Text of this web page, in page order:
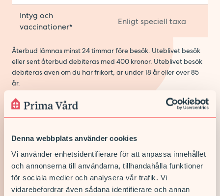
Denna webbplats använder cookies
Vi använder enhetsidentifierare för att anpassa innehållet
och annonserna till användarna, tillhandahålla funktioner
för sociala medier och analysera vår trafik. Vi
vidarebefordrar även sådana identifierare och annan
Intyg och
vaccinationer*
Enligt speciell taxa
Återbud lämnas minst 24 timmar före besök. Uteblivet besök
eller sent återbud debiteras med 400 kronor. Uteblivet besök
debiteras även om du har frikort, är under 18 år eller över 85
år.
* För intyg gäller inte Region Stockholms vanliga
patientavgifter. Läs mer om priser för intyg och vaccinationer
Läs mer om Region Stockholms patientavgifter på: